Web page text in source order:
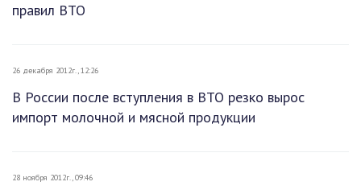
правил ВТО
26 декабря 2012г., 12:26
В России после вступления в ВТО резко вырос
импорт молочной и мясной продукции
28 ноября 2012г., 09:46